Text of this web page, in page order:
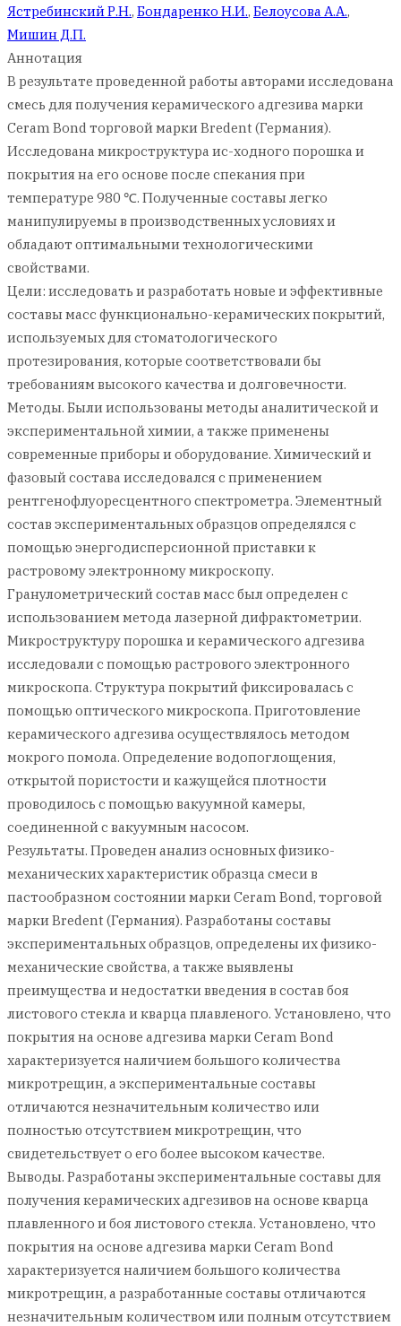
Ястребинский Р.Н., Бондаренко Н.И., Белоусова А.А.,
Мишин Д.П.
Аннотация
В результате проведенной работы авторами исследована
смесь для получения керамического адгезива марки
Ceram Bond торговой марки Bredent (Германия).
Исследована микроструктура ис-ходного порошка и
покрытия на его основе после спекания при
температуре 980 ℃. Полученные составы легко
манипулируемы в производственных условиях и
обладают оптимальными технологическими
свойствами.
Цели: исследовать и разработать новые и эффективные
составы масс функционально-керамических покрытий,
используемых для стоматологического
протезирования, которые соответствовали бы
требованиям высокого качества и долговечности.
Методы. Были использованы методы аналитической и
экспериментальной химии, а также применены
современные приборы и оборудование. Химический и
фазовый состава исследовался с применением
рентгенофлуоресцентного спектрометра. Элементный
состав экспериментальных образцов определялся с
помощью энергодисперсионной приставки к
растровому электронному микроскопу.
Гранулометрический состав масс был определен с
использованием метода лазерной дифрактометрии.
Микроструктуру порошка и керамического адгезива
исследовали с помощью растрового электронного
микроскопа. Структура покрытий фиксировалась с
помощью оптического микроскопа. Приготовление
керамического адгезива осуществлялось методом
мокрого помола. Определение водопоглощения,
открытой пористости и кажущейся плотности
проводилось с помощью вакуумной камеры,
соединенной с вакуумным насосом.
Результаты. Проведен анализ основных физико-
механических характеристик образца смеси в
пастообразном состоянии марки Ceram Bond, торговой
марки Bredent (Германия). Разработаны составы
экспериментальных образцов, определены их физико-
механические свойства, а также выявлены
преимущества и недостатки введения в состав боя
листового стекла и кварца плавленого. Установлено, что
покрытия на основе адгезива марки Ceram Bond
характеризуется наличием большого количества
микротрещин, а экспериментальные составы
отличаются незначительным количество или
полностью отсутствием микротрещин, что
свидетельствует о его более высоком качестве.
Выводы. Разработаны экспериментальные составы для
получения керамических адгезивов на основе кварца
плавленного и боя листового стекла. Установлено, что
покрытия на основе адгезива марки Ceram Bond
характеризуется наличием большого количества
микротрещин, а разработанные составы отличаются
незначительным количеством или полным отсутствием